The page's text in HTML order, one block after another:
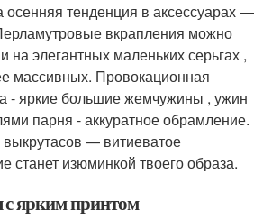
тенденция в аксессуарах —
вкрапления можно
на элегантных маленьких серьгах ,
массивных. Провокационная
- яркие большие жемчужины , ужин
парня - аккуратное обрамление.
— витиеватое
станет изюминкой твоего образа.
ярким принтом